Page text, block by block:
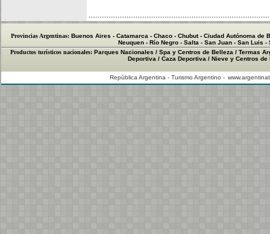
Provincias Argentinas: Buenos Aires - Catamarca - Chaco- Chubut- Ciudad Autónoma de
Neuquen - Río Negro - Salta - San Juan - San Luis -
Productos turísticos nacionales: Parques Nacionales / Spa y Centros de Belleza / Termas
Deportiva / Caza Deportiva / Nieve y Centros de
República Argentina - Turismo Argentino -